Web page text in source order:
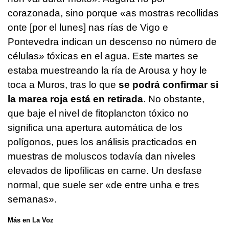
corazonada, sino porque «as mostras recollidas
onte [por el lunes] nas rías de Vigo e
Pontevedra indican un descenso no número de
células» tóxicas en el agua. Este martes se
estaba muestreando la ría de Arousa y hoy le
toca a Muros, tras lo que se podrá confirmar si
la marea roja está en retirada. No obstante,
que baje el nivel de fitoplancton tóxico no
significa una apertura automática de los
polígonos, pues los análisis practicados en
muestras de moluscos todavía dan niveles
elevados de lipofílicas en carne. Un desfase
normal, que suele ser «de entre unha e tres
semanas».
Más en La Voz